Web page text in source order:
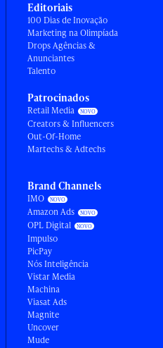
Editoriais
100 Dias de Inovação
Marketing na Olimpíada
Drops Agências &
Anunciantes
Talento
Patrocinados
Retail Media
Creators & Influencers
Out-Of-Home
Martechs & Adtechs
Brand Channels
IMO
Amazon Ads
OPL Digital
Impulso
PicPay
Nós Inteligência
Vistar Media
Machina
Viasat Ads
Magnite
Uncover
Mude